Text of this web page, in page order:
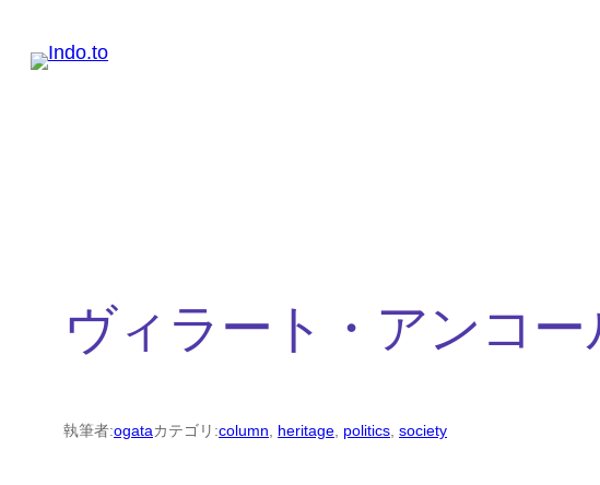
ヴィラート・アンコ
執筆者:ogataカテゴリ:column, heritage, politics, society